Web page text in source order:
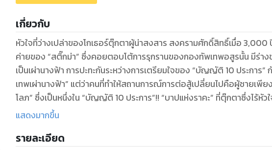
เกี่ยวกับ
หัวใจที่ว่างเปล่าของโกเธอร์ตุ๊กตาผู้น่าสงสาร สงครามศักดิ์สิทธิ์เมื่อ
ค่ายของ “สติ๊กม่า” ซึ่งคอยตอบโต้การรุกรานของกองทัพเทพอสูรนั้น มีร่าง
เป็นเผ่านางฟ้า การปะทะกันระหว่างการเตรียมใจของ “บัญญัติ 10 ประการ”
เทพเผ่านางฟ้า” แต่ว่าคนที่ทำให้สถานการณ์การต่อสู้เปลี่ยนไปคือผู้ชายเพีย
โลภ” ซึ่งเป็นหนึ่งใน “บัญญัติ 10 ประการ”!! “บาปแห่งราคะ” ที่ตุ๊กตาซึ่งไร้หั
“ตุ๊กตาร้องขอความรัก” ก็ถูกรวบรวมไว้ในเล่มนี้อย่างครบถ้วน!!
แสดงมากขึ้น
รายละเอียด